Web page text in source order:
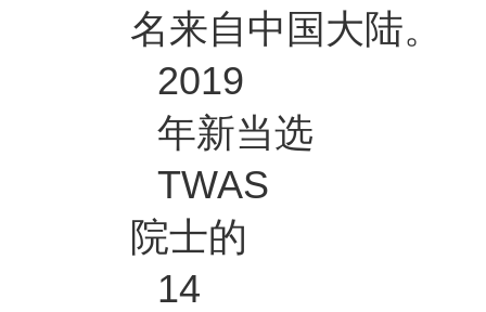
名来自中国大陆。
2019
年新当选
TWAS
院士的
14